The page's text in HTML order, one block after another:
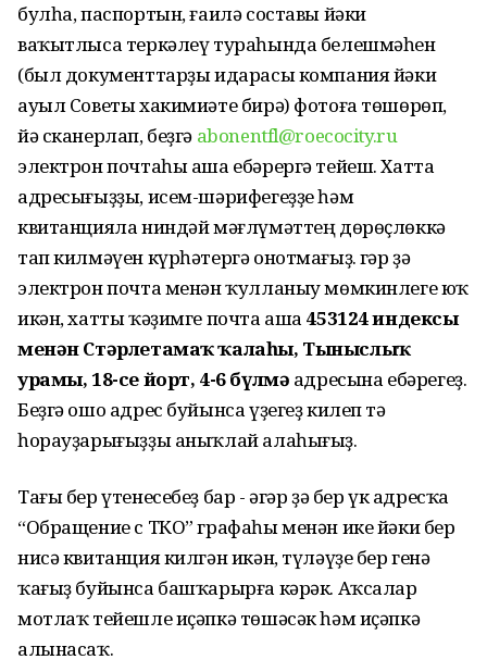
булһа, паспортын, ғаилә составы йәки
ваҡытлыса теркәлеү тураһында белешмәһен
(был документтарҙы идарасы компания йәки
ауыл Советы хакимиәте бирә) фотоға төшөрөп,
йә сканерлап, беҙгә abonentfl@roecocity.ru
электрон почтаһы аша ебәрергә тейеш. Хатта
адресығыҙҙы, исем-шәрифегеҙҙе һәм
квитанцияла ниндәй мәғлүмәттең дөрөҫлөккә
тап килмәүен күрһәтергә онотмағыҙ. Әгәр ҙә
электрон почта менән ҡулланыу мөмкинлеге юҡ
икән, хатты ҡәҙимге почта аша 453124 индексы
менән Стәрлетамаҡ ҡалаһы, Тыныслыҡ
урамы, 18-се йорт, 4-6 бүлмә адресына ебәрегеҙ.
Беҙгә ошо адрес буйынса үҙегеҙ килеп тә
һорауҙарығыҙҙы аныҡлай алаһығыҙ.
Тағы бер үтенесебеҙ бар - әгәр ҙә бер үк адресҡа
“Обращение с ТКО” графаһы менән ике йәки бер
нисә квитанция килгән икән, түләүҙе бер генә
ҡағыҙ буйынса башҡарырға кәрәк. Аҡсалар
мотлаҡ тейешле иҫәпкә төшәсәк һәм иҫәпкә
алынасаҡ.